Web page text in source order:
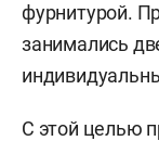
фурнитурой.
занимались
С этой целью